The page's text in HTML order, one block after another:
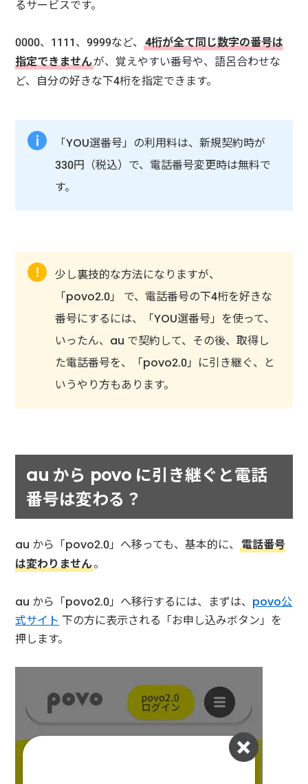
るサービスです。
0000、1111、9999など、4桁が全て同じ数字の番号は
指定できませんが、覚えやすい番号や、語呂合わせな
ど、自分の好きな下4桁を指定できます。
「YOU選番号」の利用料は、新規契約時が
330円（税込）で、電話番号変更時は無料で
す。
少し裏技的な方法になりますが、
「povo2.0」 で、電話番号の下4桁を好きな
番号にするには、「YOU選番号」を使って、
いったん、au で契約して、その後、取得し
た電話番号を、「povo2.0」に引き継ぐ、と
いうやり方もあります。
au から povo に引き継ぐと電話
番号は変わる？
au から「povo2.0」へ移っても、基本的に、電話番号
は変わりません。
au から「povo2.0」へ移行するには、まずは、 povo公
式サイト 下の方に表示される「お申し込みボタン」を
押します。